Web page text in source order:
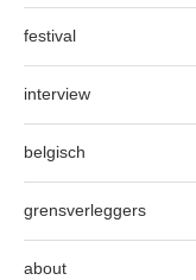
festival
interview
belgisch
grensverleggers
about